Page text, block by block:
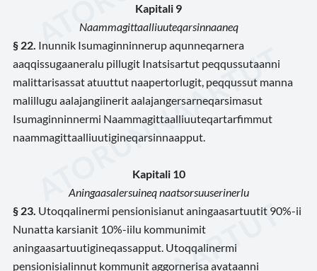
Kapitali 9
Naammagittaalliuuteqarsinnaaneq
§ 22. Inunnik Isumaginninnerup aqunneqarnera
aaqqissugaaneralu pillugit Inatsisartut peqqussutaanni
malittarisassat atuuttut naapertorlugit, peqqussut manna
malillugu aalajangiinerit aalajangersarneqarsimasut
Isumaginninnermi Naammagittaalliuuteqartarfimmut
naammagittaalliuutigineqarsinnaapput.
Kapitali 10
Aningaasalersuineq naatsorsuuserinerlu
§ 23. Utoqqalinermi pensionisianut aningaasartuutit 90%-ii
Nunatta karsianit 10%-iilu kommunimit
aningaasartuutigineqassapput. Utoqqalinermi
pensionisialinnut kommunit aggornerisa avataanni